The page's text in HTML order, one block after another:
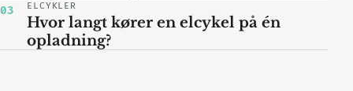
03 ELCYKLER
Hvor langt kører en elcykel på én
opladning?